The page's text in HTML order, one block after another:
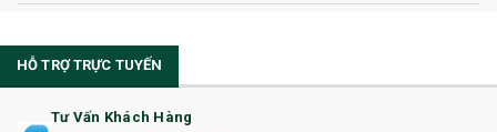
11. CỐC/BÌNH GIỮ NHIỆT
12. BÌNH NƯỚC
HỖ TRỢ TRỰC TUYẾN
Tư Vấn Khách Hàng